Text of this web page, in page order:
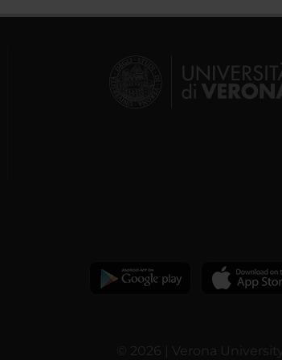
© 2026 | Verona University